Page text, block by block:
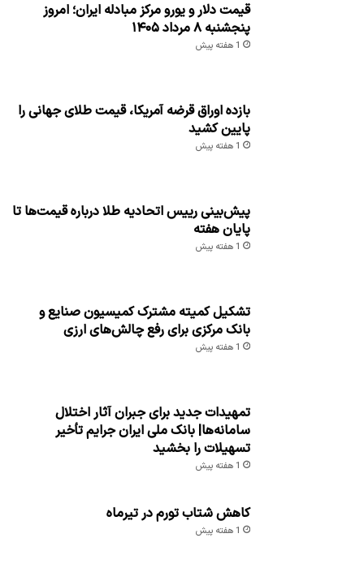
قیمت دلار و یورو مرکز مبادله ایران؛ امروز
پنجشنبه ۸ مرداد ۱۴۰۵
1 هفته پیش
بازده اوراق قرضه آمریکا، قیمت طلای جهانی را
پایین کشید
1 هفته پیش
پیش‌بینی رییس اتحادیه طلا درباره قیمت‌ها تا
پایان هفته
1 هفته پیش
تشکیل کمیته مشترک کمیسیون صنایع و
بانک مرکزی برای رفع چالش‌های ارزی
1 هفته پیش
تمهیدات جدید برای جبران آثار اختلال
سامانه‌ها| بانک ملی ایران جرایم تأخیر
تسهیلات را بخشید
1 هفته پیش
کاهش شتاب تورم در تیرماه
1 هفته پیش